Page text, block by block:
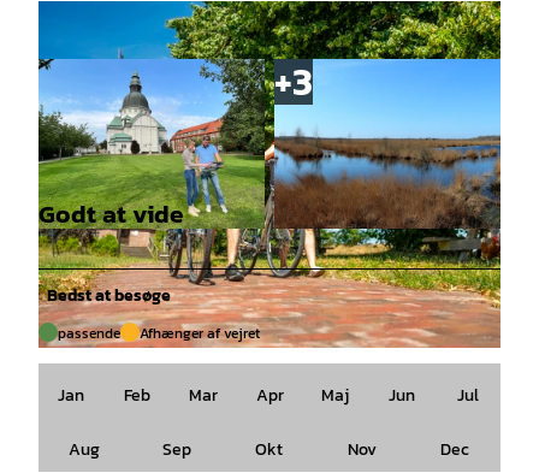
© Emsland Tourismus GmbH, , Johanna Lübber
s |CC-BY-SA
© Naturpark Moor-Veenland, Verena Schepers |
CC-BY-SA
Godt at vide
Bedst at besøge
passende Afhænger af vejret
Jan Feb Mar Apr Maj Jun Jul
Aug Sep Okt Nov Dec